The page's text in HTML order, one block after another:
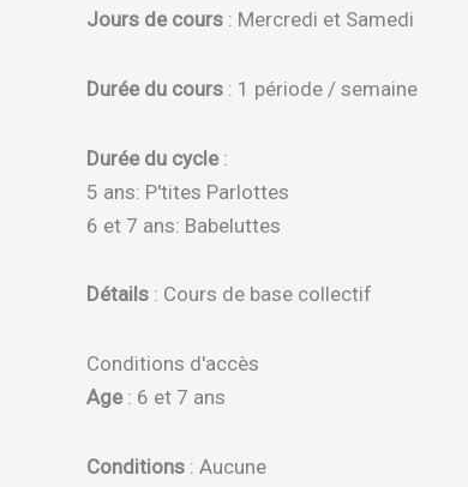
Jours de cours : Mercredi et Samedi
Durée du cours : 1 période / semaine
Durée du cycle:
5 ans: P'tites Parlottes
6 et 7 ans: Babeluttes
Détails : Cours de base collectif
Conditions d'accès
Age: 6 et 7 ans
Conditions : Aucune